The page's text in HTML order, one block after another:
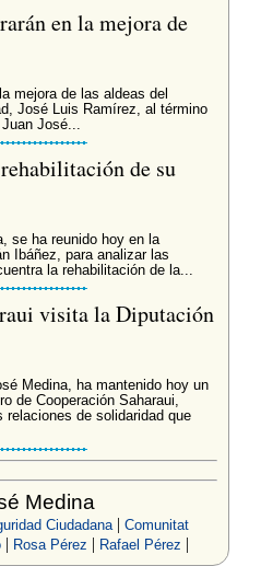
en la mejora de
mejora de las aldeas del
José Luis Ramírez, al término
José...
de su
se ha reunido hoy en la
Ibáñez, para analizar las
la rehabilitación de la...
visita la Diputación
Medina, ha mantenido hoy un
de Cooperación Saharaui,
de solidaridad que
Medina
Ciudadana| Comunitat
| Rosa Pérez | Rafael Pérez |